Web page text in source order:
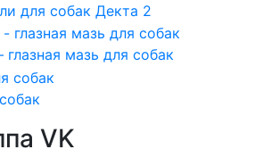
для собак Декта 2
мазь для собак
VK